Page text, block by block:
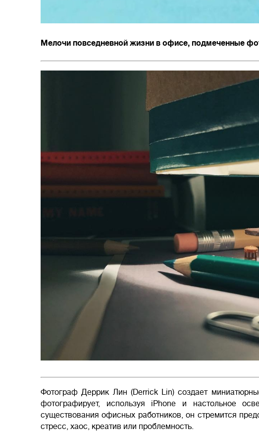
Мелочи повседневной жизни в офисе, подмеченные
Фотограф Деррик Лин (Derrick Lin) создает
фотографирует, используя iPhone и настольное
существования офисных работников, он стремится
стресс, хаос, креатив или проблемность.